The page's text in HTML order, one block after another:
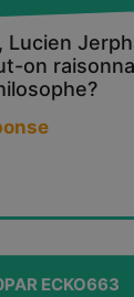
Lucien
on
PAR ECKO663